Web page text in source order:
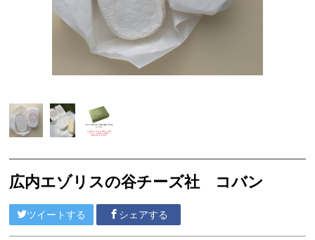
共働学舎のぶどうジュース
肉加工製品(寧楽共働学舎製)
仲間たちのチーズ
チーズが美味しい紅茶
広内エゾリスの谷チーズ社 コバン
ツイートする シェアする